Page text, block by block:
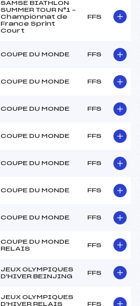
SAMSE BIATHLON
SUMMER TOUR N°1 –
Championnat de
France Sprint
Court
FFS
COUPE DU MONDE FFS
COUPE DU MONDE FFS
COUPE DU MONDE FFS
COUPE DU MONDE FFS
COUPE DU MONDE FFS
COUPE DU MONDE FFS
COUPE DU MONDE FFS
COUPE DU MONDE
RELAIS
FFS
JEUX OLYMPIQUES
D'HIVER BEINJING
FFS
JEUX OLYMPIQUES
D'HIVER RELAIS
FFS